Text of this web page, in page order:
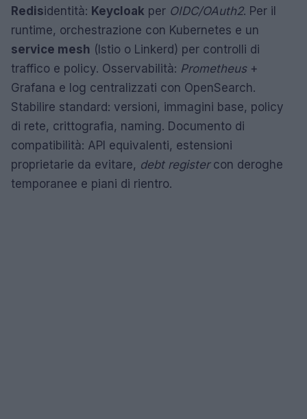
Redisidentità: Keycloak per OIDC/OAuth2. Per il
runtime, orchestrazione con Kubernetes e un
service mesh (Istio o Linkerd) per controlli di
traffico e policy. Osservabilità: Prometheus+
Grafana e log centralizzati con OpenSearch.
Stabilire standard: versioni, immagini base, policy
di rete, crittografia, naming. Documento di
compatibilità: API equivalenti, estensioni
proprietarie da evitare, debt registercon deroghe
temporanee e piani di rientro.